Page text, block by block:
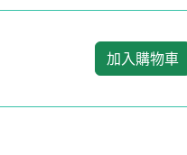
加入購物車